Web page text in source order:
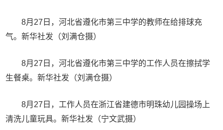
8月27日，河北省遵化市第三中学的教师在给排球充
气。新华社发（刘满仓摄）
8月27日，河北省遵化市第三中学的工作人员在擦拭学
生餐桌。新华社发（刘满仓摄）
8月27日，工作人员在浙江省建德市明珠幼儿园操场上
清洗儿童玩具。新华社发（宁文武摄）